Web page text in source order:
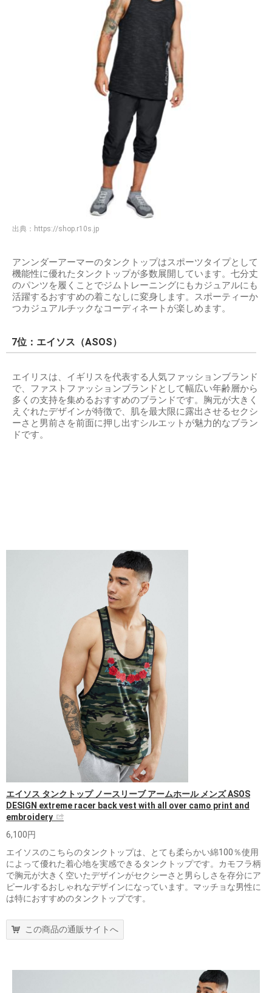
出典： https://shop.r10s.jp
アンンダーアーマーのタンクトップはスポーツタイプとして
機能性に優れたタンクトップが多数展開しています。七分丈
のパンツを履くことでジムトレーニングにもカジュアルにも
活躍するおすすめの着こなしに変身します。スポーティーか
つカジュアルチックなコーディネートが楽しめます。
7位：エイソス（ASOS）
エイリスは、イギリスを代表する人気ファッションブランド
で、ファストファッションブランドとして幅広い年齢層から
多くの支持を集めるおすすめのブランドです。胸元が大きく
えぐれたデザインが特徴で、肌を最大限に露出させるセクシ
ーさと男前さを前面に押し出すシルエットが魅力的なブラン
ドです。
エイソス タンクトップ ノースリーブ アームホール メンズ ASOS
DESIGN extreme racer back vest with all over camo print and
embroidery
6,100円
エイソスのこちらのタンクトップは、とても柔らかい綿100％使用
によって優れた着心地を実感できるタンクトップです。カモフラ柄
で胸元が大きく空いたデザインがセクシーさと男らしさを存分にア
ピールするおしゃれなデザインになっています。マッチョな男性に
は特におすすめのタンクトップです。
この商品の通販サイトへ